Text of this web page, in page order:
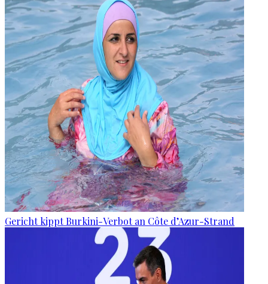
Gericht kippt Burkini-Verbot an Côte d’Azur-Strand